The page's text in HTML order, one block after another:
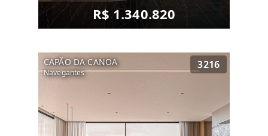
R$ 1.340.820
CAPÃO DA CANOA
Navegantes
3216